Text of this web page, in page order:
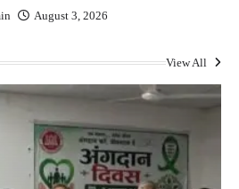
August 3, 2026
View All